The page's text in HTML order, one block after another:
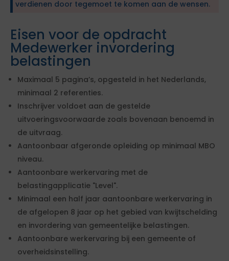
verdienen door tegemoet te komen aan de wensen.
Eisen voor de opdracht
Medewerker invordering
belastingen
Maximaal 5 pagina’s, opgesteld in het Nederlands,
minimaal 2 referenties.
Inschrijver voldoet aan de gestelde
uitvoeringsvoorwaarde zoals bovenaan benoemd in
de uitvraag.
Aantoonbaar afgeronde opleiding op minimaal MBO
niveau.
Aantoonbare werkervaring met de
belastingapplicatie "Level".
Minimaal een half jaar aantoonbare werkervaring in
de afgelopen 8 jaar op het gebied van kwijtschelding
en invordering van gemeentelijke belastingen.
Aantoonbare werkervaring bij een gemeente of
overheidsinstelling.